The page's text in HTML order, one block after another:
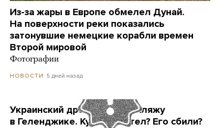
Из-за жары в Европе обмелел Дунай.
На поверхности реки показались
затонувшие немецкие корабли времен
Второй мировой
Фотографии
НОВОСТИ 5 дней назад
Украинский дрон попал по пляжу
в Геленджике. Куда он летел? Его сбили?